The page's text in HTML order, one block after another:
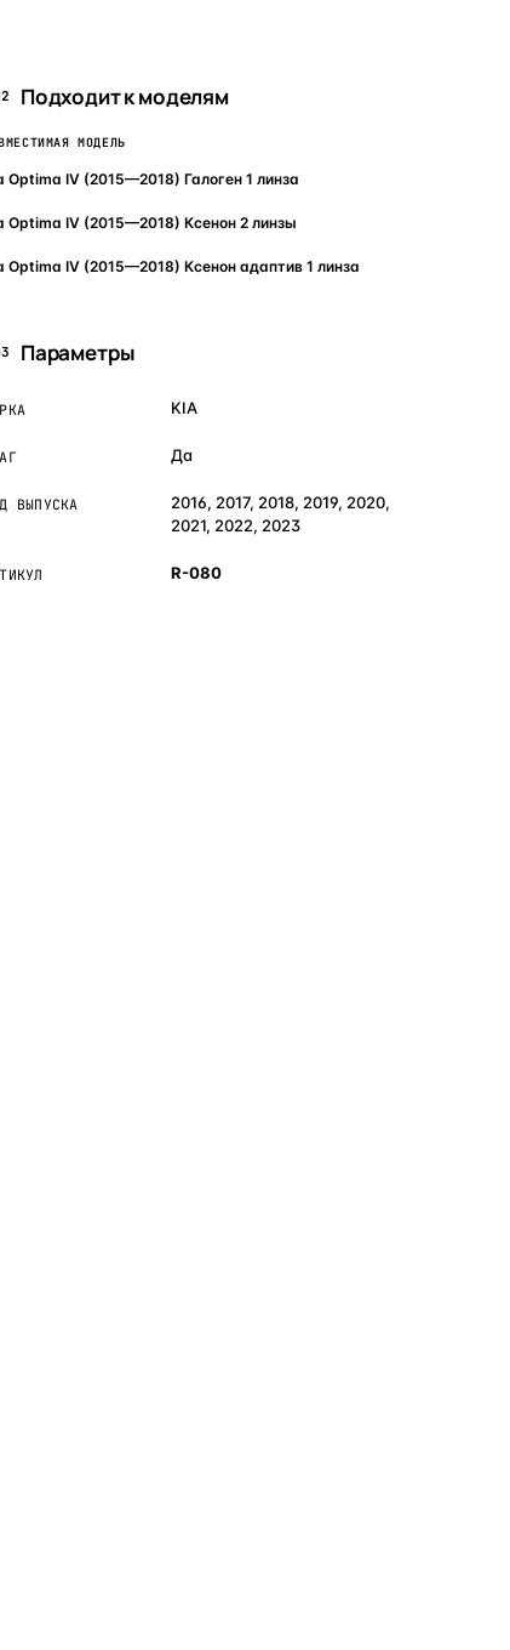
Подходит к моделям
МОДЕЛЬ
Optima IV (2015—2018) Галоген 1 линза
Optima IV (2015—2018) Ксенон 2 линзы
Optima IV (2015—2018) Ксенон адаптив 1 линза
Параметры
KIA
Да
ВЫПУСКА
2016, 2017, 2018, 2019, 2020,
2021, 2022, 2023
R-080